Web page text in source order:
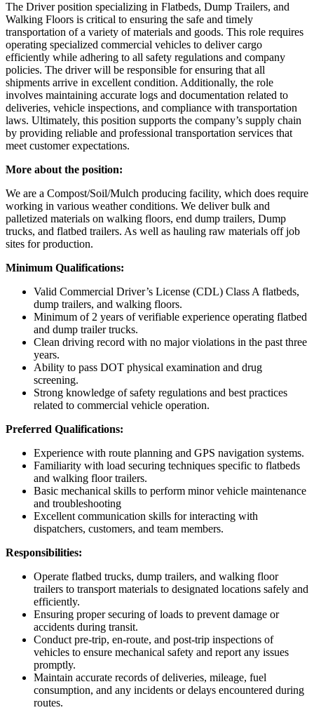
The Driver position specializing in Flatbeds, Dump Trailers, and
Walking Floors is critical to ensuring the safe and timely
transportation of a variety of materials and goods. This role requires
operating specialized commercial vehicles to deliver cargo
efficiently while adhering to all safety regulations and company
policies. The driver will be responsible for ensuring that all
shipments arrive in excellent condition. Additionally, the role
involves maintaining accurate logs and documentation related to
deliveries, vehicle inspections, and compliance with transportation
laws. Ultimately, this position supports the company’s supply chain
by providing reliable and professional transportation services that
meet customer expectations.
More about the position:
We are a Compost/Soil/Mulch producing facility, which does require
working in various weather conditions. We deliver bulk and
palletized materials on walking floors, end dump trailers, Dump
trucks, and flatbed trailers. As well as hauling raw materials off job
sites for production.
Minimum Qualifications:
Valid Commercial Driver’s License (CDL) Class A flatbeds,
dump trailers, and walking floors.
Minimum of 2 years of verifiable experience operating flatbed
and dump trailer trucks.
Clean driving record with no major violations in the past three
years.
Ability to pass DOT physical examination and drug
screening.
Strong knowledge of safety regulations and best practices
related to commercial vehicle operation.
Preferred Qualifications:
Experience with route planning and GPS navigation systems.
Familiarity with load securing techniques specific to flatbeds
and walking floor trailers.
Basic mechanical skills to perform minor vehicle maintenance
and troubleshooting
Excellent communication skills for interacting with
dispatchers, customers, and team members.
Responsibilities:
Operate flatbed trucks, dump trailers, and walking floor
trailers to transport materials to designated locations safely and
efficiently.
Ensuring proper securing of loads to prevent damage or
accidents during transit.
Conduct pre-trip, en-route, and post-trip inspections of
vehicles to ensure mechanical safety and report any issues
promptly.
Maintain accurate records of deliveries, mileage, fuel
consumption, and any incidents or delays encountered during
routes.